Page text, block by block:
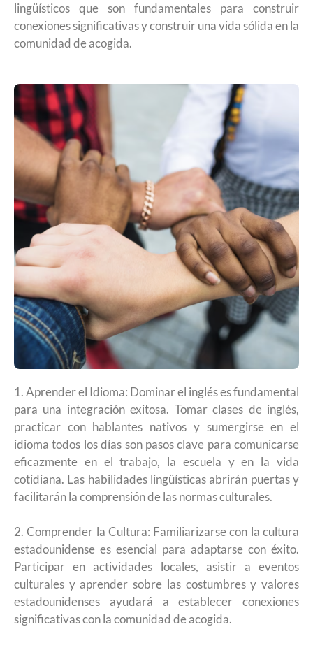
lingüísticos que son fundamentales para construir
conexiones significativas y construir una vida sólida en la
comunidad de acogida.
1. Aprender el Idioma: Dominar el inglés es fundamental
para una integración exitosa. Tomar clases de inglés,
practicar con hablantes nativos y sumergirse en el
idioma todos los días son pasos clave para comunicarse
eficazmente en el trabajo, la escuela y en la vida
cotidiana. Las habilidades lingüísticas abrirán puertas y
facilitarán la comprensión de las normas culturales.
2. Comprender la Cultura: Familiarizarse con la cultura
estadounidense es esencial para adaptarse con éxito.
Participar en actividades locales, asistir a eventos
culturales y aprender sobre las costumbres y valores
estadounidenses ayudará a establecer conexiones
significativas con la comunidad de acogida.